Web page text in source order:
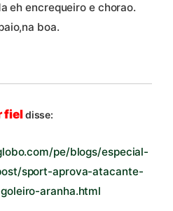
eh encrequeiro e chorao.
boa.
fieldisse:
pe/blogs/especial-
sport-aprova-atacante-
aranha.html